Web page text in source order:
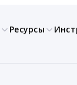
Ресурсы